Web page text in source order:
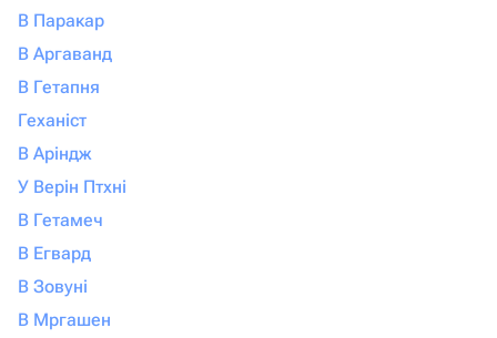
В Паракар
В Аргаванд
В Гетапня
Геханіст
В Аріндж
У Верін Птхні
В Гетамеч
В Егвард
В Зовуні
В Мргашен